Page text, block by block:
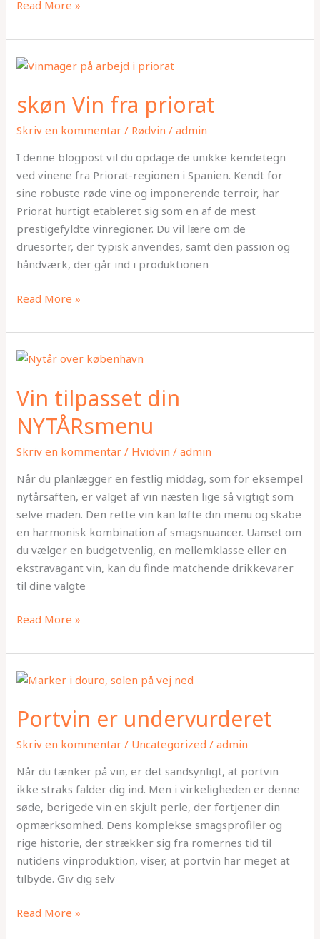
Read More »
skøn Vin fra priorat
Skriv en kommentar / Rødvin /admin
I denne blogpost vil du opdage de unikke kendetegn
ved vinene fra Priorat-regionen i Spanien. Kendt for
sine robuste røde vine og imponerende terroir, har
Priorat hurtigt etableret sig som en af de mest
prestigefyldte vinregioner. Du vil lære om de
druesorter, der typisk anvendes, samt den passion og
håndværk, der går ind i produktionen
skøn
fra
priorat
Read More »
Vin tilpasset din
NYTÅRsmenu
Skriv en kommentar / Hvidvin /admin
Når du planlægger en festlig middag, som for eksempel
nytårsaften, er valget af vin næsten lige så vigtigt som
selve maden. Den rette vin kan løfte din menu og skabe
en harmonisk kombination af smagsnuancer. Uanset om
du vælger en budgetvenlig, en mellemklasse eller en
ekstravagant vin, kan du finde matchende drikkevarer
til dine valgte
Vin
din
NYTÅRsmenu
Read More »
Portvin er undervurderet
Skriv en kommentar / Uncategorized /admin
Når du tænker på vin, er det sandsynligt, at portvin
ikke straks falder dig ind. Men i virkeligheden er denne
søde, berigede vin en skjult perle, der fortjener din
opmærksomhed. Dens komplekse smagsprofiler og
rige historie, der strækker sig fra romernes tid til
nutidens vinproduktion, viser, at portvin har meget at
tilbyde. Giv dig selv
Portvin
undervurderet
Read More »